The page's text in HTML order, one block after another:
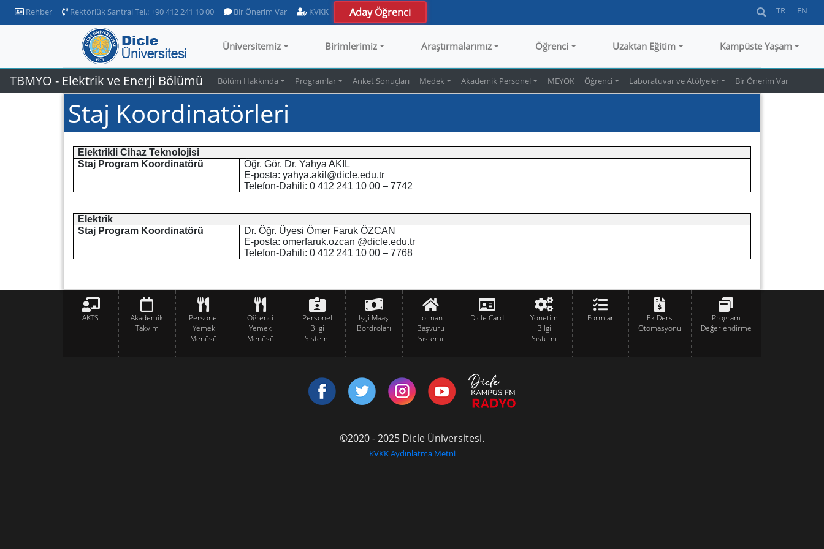
Rehber Rektörlük Santral Tel.: +90 412 241 10 00 Bir Önerim Var KVKK Aday Öğrenci TR EN
Üniversitemiz Birimlerimiz Araştırmalarımız Öğrenci Uzaktan Eğitim Kampüste Yaşam
TBMYO - Elektrik ve Enerji Bölümü Bölüm Hakkında Programlar Anket Sonuçları Medek Akademik Personel MEYOK Öğrenci Laboratuvar ve Atölyeler Bir Önerim Var
Staj Koordinatörleri
Elektrikli Cihaz Teknolojisi
Staj Program Koordinatörü
Öğr. Gör. Dr. Yahya AKIL
E-posta: yahya.akil@dicle.edu.tr
Telefon-Dahili: 0 412 241 10 00 – 7742
Elektrik
Staj Program Koordinatörü
Dr. Öğr. ÜyesiÖmer Faruk ÖZCAN
E-posta: omerfaruk.ozcan @dicle.edu.tr
Telefon-Dahili: 0 412 241 10 00 – 7768
AKTS
Akademik
Takvim
Personel
Yemek
Menüsü
Öğrenci
Yemek
Menüsü
Personel
Bilgi
Sistemi
İşçi Maaş
Bordroları
Lojman
Başvuru
Sistemi
Dicle Card
Yönetim
Bilgi
Sistemi
Formlar
Ek Ders
Otomasyonu
Program
Değerlendirme
©2020 - 2025 Dicle Üniversitesi.
KVKK Aydınlatma Metni